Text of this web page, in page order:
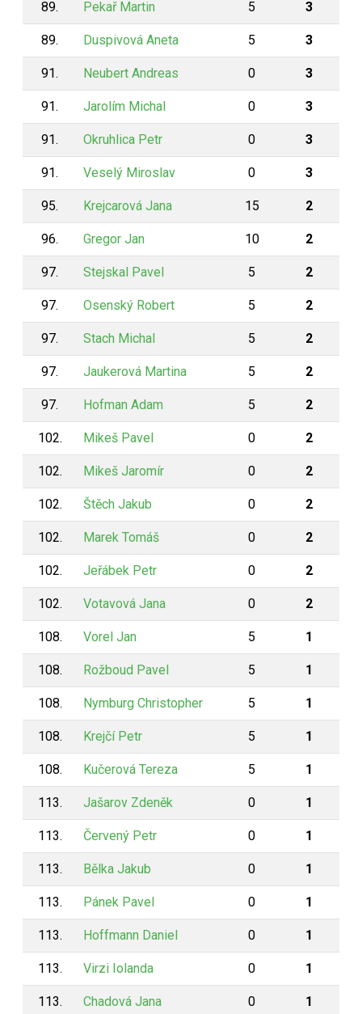
89. Pekař Martin 5 3
89. Duspivová Aneta 5 3
91. Neubert Andreas 0 3
91. Jarolím Michal 0 3
91. Okruhlica Petr 0 3
91. Veselý Miroslav 0 3
95. Krejcarová Jana 15 2
96. Gregor Jan 10 2
97. Stejskal Pavel 5 2
97. Osenský Robert 5 2
97. Stach Michal 5 2
97. Jaukerová Martina 5 2
97. Hofman Adam 5 2
102. Mikeš Pavel 0 2
102. Mikeš Jaromír 0 2
102. Štěch Jakub 0 2
102. Marek Tomáš 0 2
102. Jeřábek Petr 0 2
102. Votavová Jana 0 2
108. Vorel Jan 5 1
108. Rožboud Pavel 5 1
108. Nymburg Christopher 5 1
108. Krejčí Petr 5 1
108. Kučerová Tereza 5 1
113. Jašarov Zdeněk 0 1
113. Červený Petr 0 1
113. Bělka Jakub 0 1
113. Pánek Pavel 0 1
113. Hoffmann Daniel 0 1
113. Virzi Iolanda 0 1
113. Chadová Jana 0 1